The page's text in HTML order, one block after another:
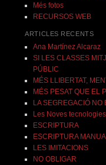
Més fotos
RECURSOS WEB
ARTICLES RECENTS
Ana Martínez Alcaraz
SI LES CLASSES
PÚBLIC
MÉS LLIBERTAT,
MÉS PESAT QUE EL
LA SEGREGACIÓ NO
Les Noves
ESCRIPTURA
ESCRIPTURA
LES IMITACIONS
NO OBLIGAR